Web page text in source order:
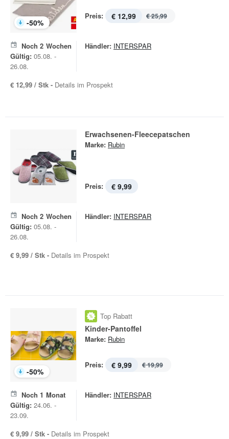
-50%
Preis: € 12,99 € 25,99
Noch 2 Wochen
Gültig: 05.08. -
26.08.
Händler: INTERSPAR
€ 12,99 / Stk - Details im Prospekt
Erwachsenen-Fleecepatschen
Marke: Rubin
Preis: € 9,99
Noch 2 Wochen
Gültig: 05.08. -
26.08.
Händler: INTERSPAR
€ 9,99 / Stk - Details im Prospekt
-50%
Top Rabatt
Kinder-Pantoffel
Marke: Rubin
Preis: € 9,99 € 19,99
Noch 1 Monat
Gültig: 24.06. -
23.09.
Händler: INTERSPAR
€ 9,99 / Stk - Details im Prospekt